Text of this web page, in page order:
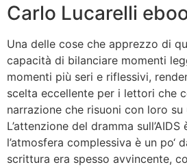
Carlo Lucarelli
Una delle cose che apprezzo di
capacità di bilanciare momenti
momenti più seri e riflessivi,
scelta eccellente per i lettori che
narrazione che risuoni con loro
L’attenzione del dramma
l’atmosfera complessiva è un po‘
scrittura era spesso avvincente,